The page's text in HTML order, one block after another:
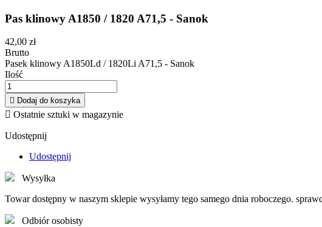
Pas klinowy A1850 / 1820 A71,5 - Sanok
42,00 zł
Brutto
Pasek klinowy A1850Ld / 1820Li A71,5 - Sanok
Ilość
 Dodaj do koszyka
 Ostatnie sztuki w magazynie
Udostępnij
Udostępnij
Wysyłka
Towar dostępny w naszym sklepie wysyłamy tego samego dnia roboczego.
Odbiór osobisty